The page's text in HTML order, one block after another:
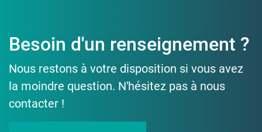
Besoin d'un renseignement ?
Nous restons à votre disposition si vous avez
la moindre question. N'hésitez pas à nous
contacter !